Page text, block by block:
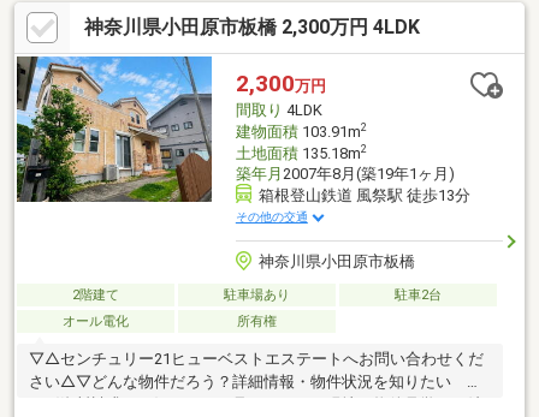
０-４１１-３０６（通話料無料）・お客様のペースを大切にする
数少ない不動産会社・住所だけ知りたい、1件だけ見たいもOK・
現地集合現地解散、zoomでリモート見学もOK・Googleクチコミ
評価4.8の優良店・１都３県の不動産売却も得意な会社・しつこい
営業一切なしの安心店
神奈川県小田原市板橋 2,300万円 4LDK
2,300万円
間取り 4LDK
建物面積103.91m2
土地面積135.18m2
築年月 2007年8月(築19年1ヶ月)
箱根登山鉄道 風祭駅 徒歩13分
その他の交通
神奈川県小田原市板橋
2階建て 駐車場あり
駐車2台
オール電化
所有権
▽△センチュリー21ヒューベストエステートへお問い合わせくだ
さい△▽どんな物件だろう？詳細情報・物件状況を知りたい